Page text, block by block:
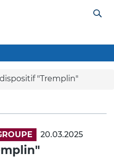
"Tremplin"
20.03.2025